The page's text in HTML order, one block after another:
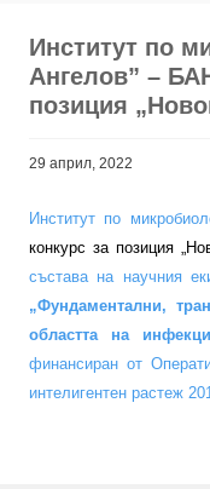
Институт по
Ангелов” –
позиция
29 април, 2022
Институт по
конкурс за позиция
състава на научния
„Фундаментални,
областта на
финансиран от
интелигентен растеж